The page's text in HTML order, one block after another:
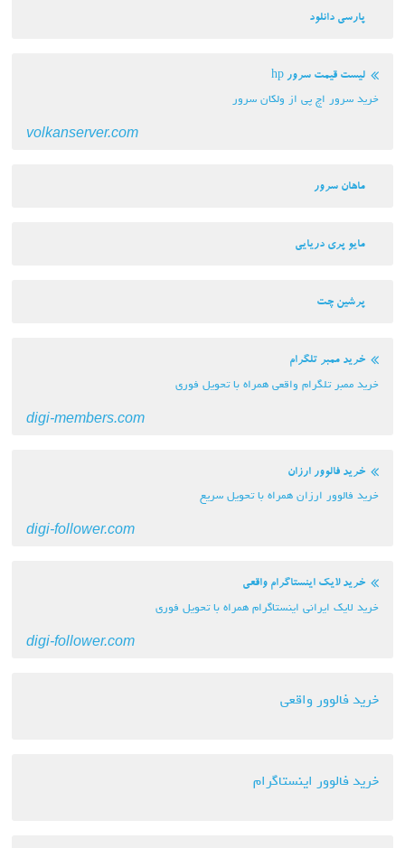
پارسی دانلود
لیست قیمت سرور hp
خرید سرور اچ پی از ولکان سرور
volkanserver.com
ماهان سرور
مایو پری دریایی
پرشین چت
خرید ممبر تلگرام
خرید ممبر تلگرام واقعی همراه با تحویل فوری
digi-members.com
خرید فالوور ارزان
خرید فالوور ارزان همراه با تحویل سریع
digi-follower.com
خرید لایک اینستاگرام واقعی
خرید لایک ایرانی اینستاگرام همراه با تحویل فوری
digi-follower.com
خرید فالوور واقعی
خرید فالوور اینستاگرام